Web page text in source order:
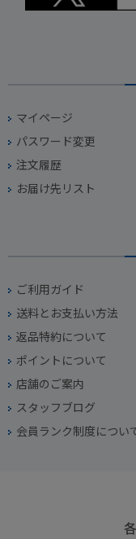
マイページ
パスワード変更
注文履歴
お届け先リスト
ご利用ガイド
送料とお支払い方法
返品特約について
ポイントについて
店舗のご案内
スタッフブログ
会員ランク制度につい